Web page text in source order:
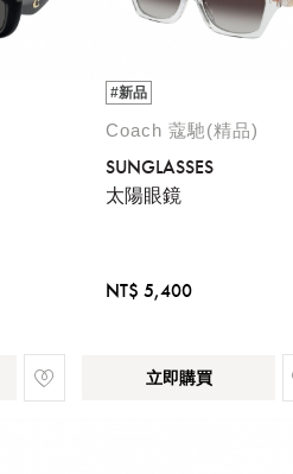
#新品
Coach 蔻馳(精品)
SUNGLASSES
太陽眼鏡
NT$ 5,400
立即購買